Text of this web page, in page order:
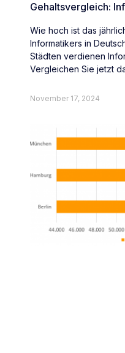
Gehaltsvergleich:
Wie hoch ist das
Informatikers in
Städten verdienen
Vergleichen Sie jetzt
November 17, 2024